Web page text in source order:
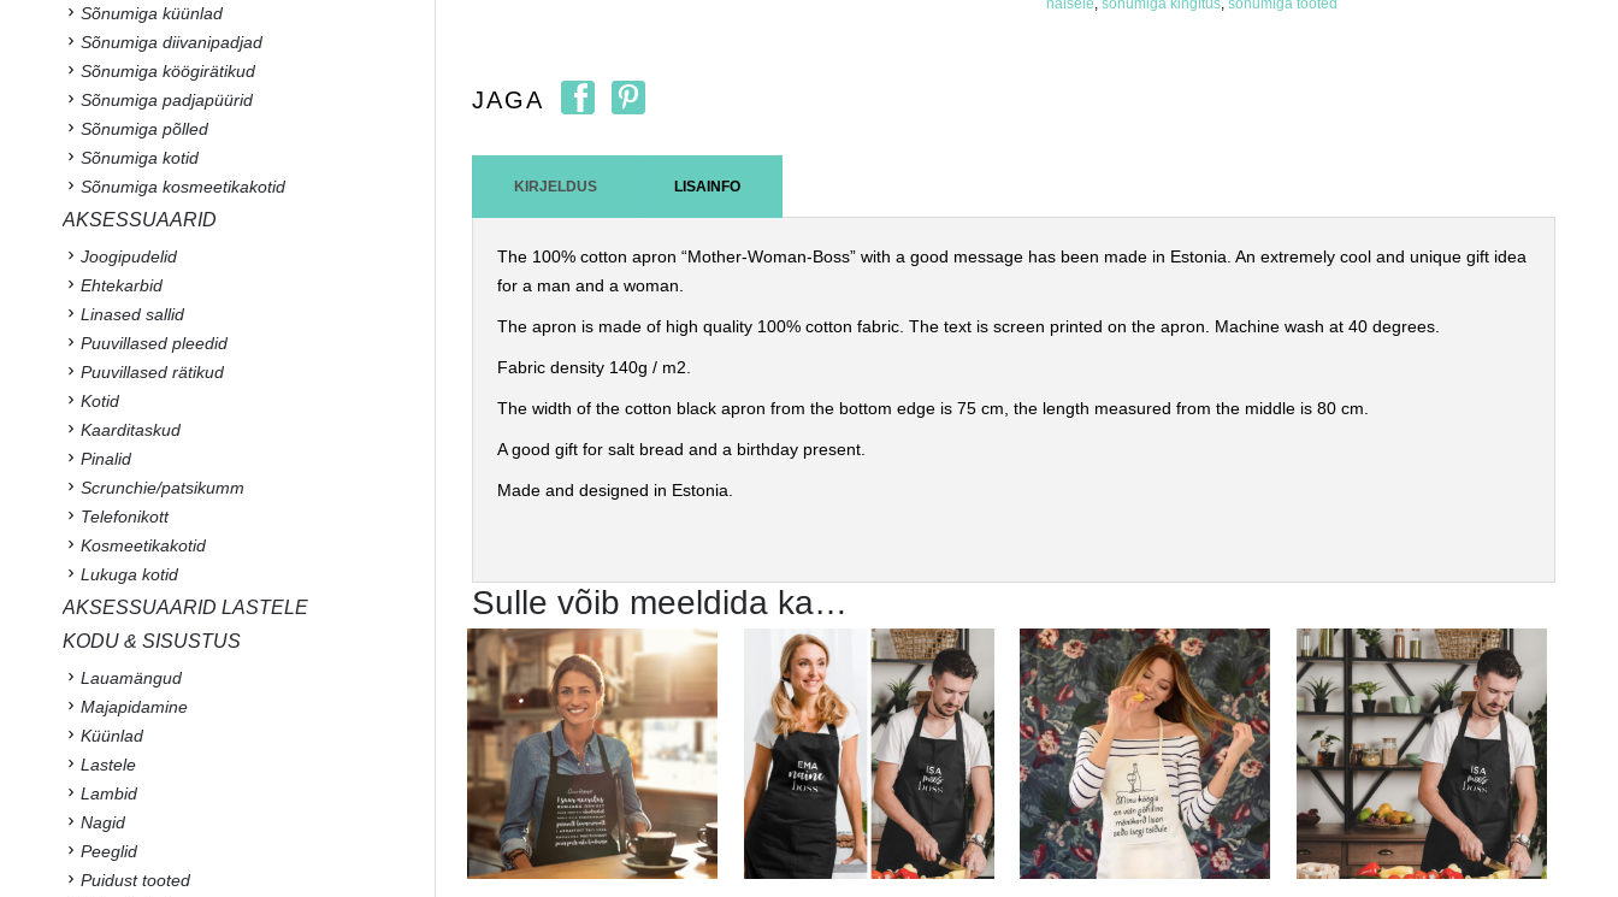
JAGA
KIRJELDUS LISAINFO
The 100% cotton apron “Mother-Woman-Boss” with a good message has been made in Estonia.An extremely cool and unique gift idea
for a man and a woman.
The apron is made of high quality 100% cotton fabric.The text is screen printed on the apron. Machine wash at 40 degrees.
Fabric density 140g / m2.
The width of the cotton black apron from the bottom edge is 75 cm, the length measured from the middle is 80 cm.
A good gift for salt bread and a birthday present.
Made and designed in Estonia.
Sulle võib meeldida ka…
Sõnumiga küünlad
Sõnumiga diivanipadjad
Sõnumiga köögirätikud
Sõnumiga padjapüürid
Sõnumiga põlled
Sõnumiga kotid
Sõnumiga kosmeetikakotid
AKSESSUAARID
Joogipudelid
Ehtekarbid
Linased sallid
Puuvillased pleedid
Puuvillased rätikud
Kotid
Kaarditaskud
Pinalid
Scrunchie/patsikumm
Telefonikott
Kosmeetikakotid
Lukuga kotid
AKSESSUAARID LASTELE
KODU & SISUSTUS
Lauamängud
Majapidamine
Küünlad
Lastele
Lambid
Nagid
Peeglid
Puidust tooted